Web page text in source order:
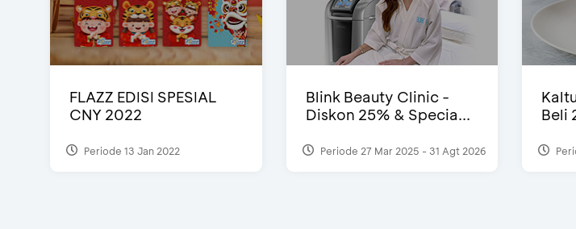
FLAZZ EDISI SPESIAL
CNY 2022
Periode 13 Jan 2022
Blink Beauty Clinic -
Diskon 25% & Specia...
Periode 27 Mar 2025 - 31 Agt 2026
Beli